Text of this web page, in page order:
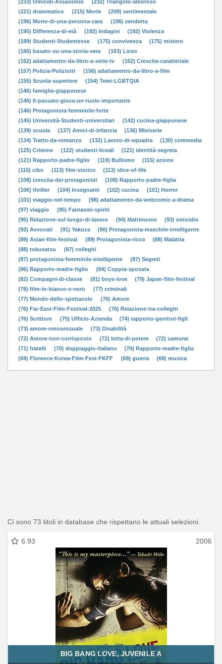
(233) Omicidi-Assassinio
(232) Triangolo-amoroso
(221) drammatico
(215) Morte
(209) sentimentale
(196) Morte-di-una-persona-cara
(196) vendetta
(195) Differenza-di-età
(192) Indagini
(192) Violenza
(189) Studenti-Studentesse
(175) convivenza
(175) mistero
(166) basato-su-una-storia-vera
(163) Liceo
(162) adattamento-da-libro-a-serie-tv
(162) Crescita-caratteriale
(157) Polizia-Poliziotti
(156) adattamento-da-libro-a-film
(155) Scuola-superiore
(154) Temi-LGBTQIA
(146) famiglia-giapponese
(146) Il-passato-gioca-un-ruolo-importante
(146) Protagonista-femminile-forte
(145) Università-Studenti-universitari
(142) cucina-giapponese
(139) scuola
(137) Amici-di-infanzia
(136) Miniserie
(134) Tratto-da-romanzo
(132) Lavoro-di-squadra
(130) commedia
(125) Crimine
(122) studenti-liceali
(121) identità-segreta
(121) Rapporto-padre-figlio
(119) Bullismo
(115) azione
(115) cibo
(113) film-storico
(113) slice-of-life
(108) crescita-dei-protagonisti
(108) Rapporto-padre-figlia
(106) thriller
(104) Insegnanti (102) cucina
(101) Horror
(101) viaggio-nel-tempo
(98) adattamento-da-webcomic-a-drama
(97) viaggio
(95) Fantasmi-spiriti
(95) Relazione-sul-luogo-di-lavoro
(94) Matrimonio
(93) omicidio
(92) Avvocati
(91) Yakuza
(90) Protagonista-maschile-intelligente
(89) Asian-film-festival
(89) Protagonista-ricco
(88) Malattia
(88) tokusatsu
(87) colleghi
(87) protagonista-femminile-intelligente
(87) Segreti
(86) Rapporto-madre-figlio
(84) Coppia-sposata
(82) Compagni-di-classe
(81) boys-love
(79) Japan-film-festival
(78) film-in-bianco-e-nero
(77) criminali
(77) Mondo-dello-spettacolo
(76) Amore
(76) Far-East-Film-Festival-2025
(76) Relazione-tra-colleghi
(76) Scrittore
(75) Ufficio-Azienda
(74) rapporto-genitori-figli
(73) amore-omosessuale
(73) Disabilità
(72) Amore-non-corrisposto
(72) lotta-di-potere
(72) samurai
(71) fratelli
(70) doppiaggio-italiano
(70) Rapporto-madre-figlia
(69) Florence-Korea-Film-Fest-FKFF
(69) guerra (69) musica
Ci sono 73 titoli in database che rispettano le attuali selezioni.
6.93 2006
BIG BANG LOVE, JUVENILE A